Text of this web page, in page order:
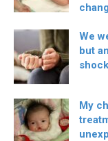
We
but
My